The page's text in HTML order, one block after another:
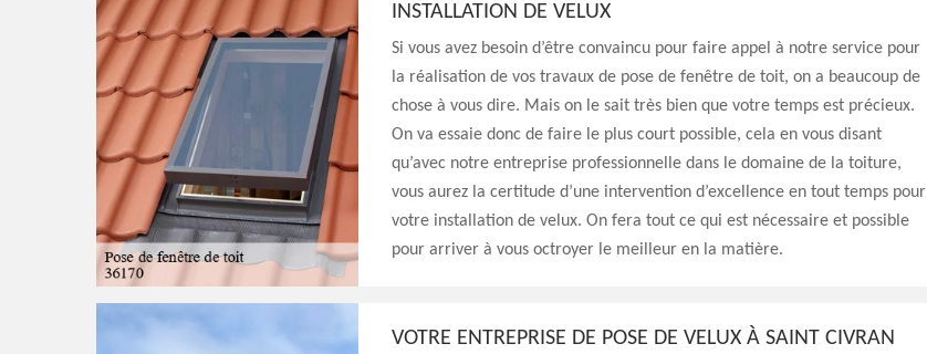
INSTALLATION DE VELUX
Si vous avez besoin d’être convaincu pour faire appel à notre service pour
la réalisation de vos travaux de pose de fenêtre de toit, on a beaucoup de
chose à vous dire. Mais on le sait très bien que votre temps est précieux.
On va essaie donc de faire le plus court possible, cela en vous disant
qu’avec notre entreprise professionnelle dans le domaine de la toiture,
vous aurez la certitude d’une intervention d’excellence en tout temps pour
votre installation de velux. On fera tout ce qui est nécessaire et possible
pour arriver à vous octroyer le meilleur en la matière.
VOTRE ENTREPRISE DE POSE DE VELUX À SAINT CIVRAN